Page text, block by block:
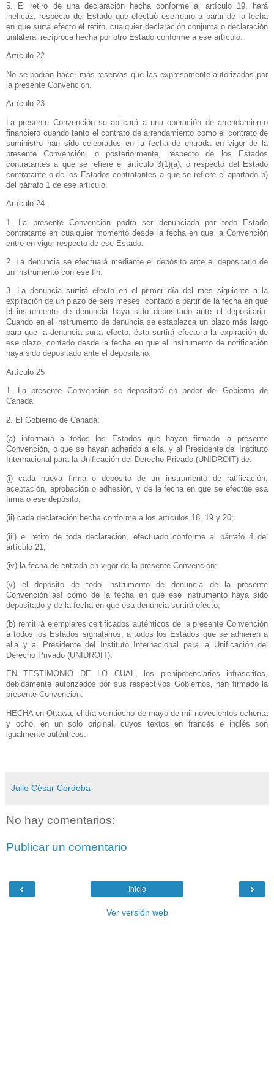
5. El retiro de una declaración hecha conforme al artículo 19, hará
ineficaz, respecto del Estado que efectuó ese retiro a partir de la fecha
en que surta efecto el retiro, cualquier declaración conjunta o declaración
unilateral recíproca hecha por otro Estado conforme a ese artículo.
Artículo 22
No se podrán hacer más reservas que las expresamente autorizadas por
la presente Convención.
Artículo 23
La presente Convención se aplicará a una operación de arrendamiento
financiero cuando tanto el contrato de arrendamiento como el contrato de
suministro han sido celebrados en la fecha de entrada en vigor de la
presente Convención, o posteriormente, respecto de los Estados
contratantes a que se refiere el artículo 3(1)(a), o respecto del Estado
contratante o de los Estados contratantes a que se refiere el apartado b)
del párrafo 1 de ese artículo.
Artículo 24
1. La presente Convención podrá ser denunciada por todo Estado
contratante en cualquier momento desde la fecha en que la Convención
entre en vigor respecto de ese Estado.
2. La denuncia se efectuará mediante el depósito ante el depositario de
un instrumento con ese fin.
3. La denuncia surtirá efecto en el primer día del mes siguiente a la
expiración de un plazo de seis meses, contado a partir de la fecha en que
el instrumento de denuncia haya sido depositado ante el depositario.
Cuando en el instrumento de denuncia se establezca un plazo más largo
para que la denuncia surta efecto, ésta surtirá efecto a la expiración de
ese plazo, contado desde la fecha en que el instrumento de notificación
haya sido depositado ante el depositario.
Artículo 25
1. La presente Convención se depositará en poder del Gobierno de
Canadá.
2. El Gobierno de Canadá:
(a) informará a todos los Estados que hayan firmado la presente
Convención, o que se hayan adherido a ella, y al Presidente del Instituto
Internacional para la Unificación del Derecho Privado (UNIDROIT) de:
(i) cada nueva firma o depósito de un instrumento de ratificación,
aceptación, aprobación o adhesión, y de la fecha en que se efectúe esa
firma o ese depósito;
(ii) cada declaración hecha conforme a los artículos 18, 19 y 20;
(iii) el retiro de toda declaración, efectuado conforme al párrafo 4 del
artículo 21;
(iv) la fecha de entrada en vigor de la presente Convención;
(v) el depósito de todo instrumento de denuncia de la presente
Convención así como de la fecha en que ese instrumento haya sido
depositado y de la fecha en que esa denuncia surtirá efecto;
(b) remitirá ejemplares certificados auténticos de la presente Convención
a todos los Estados signatarios, a todos los Estados que se adhieren a
ella y al Presidente del Instituto Internacional para la Unificacióndel
Derecho Privado (UNIDROIT).
EN TESTIMONIO DE LO CUAL, los plenipotenciarios infrascritos,
debidamente autorizados por sus respectivos Gobiernos, han firmado la
presente Convención.
HECHA en Ottawa, el día veintiocho de mayo de mil novecientos ochenta
y ocho, en un solo original, cuyos textos en francés e inglés son
igualmente auténticos.
Julio César Córdoba
No hay comentarios:
Publicar un comentario
‹ ›
Inicio
Ver versión web